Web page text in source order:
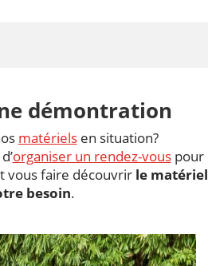
démontration
matérielsen situation?
organiser un rendez-vouspour
vous faire découvrir le matériel
besoin.